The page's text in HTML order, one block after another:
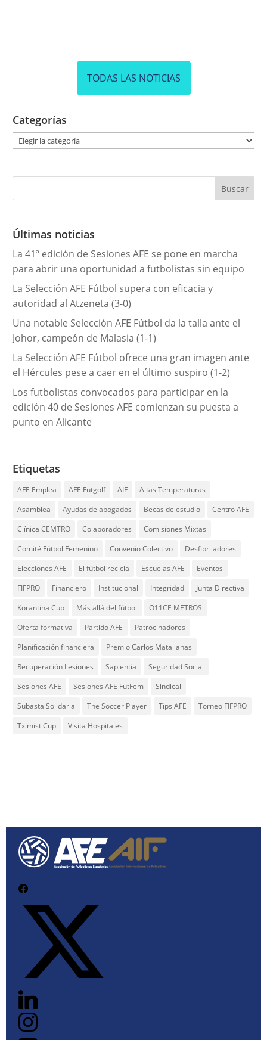
TODAS LAS NOTICIAS
Categorías
a
g
r
a
s
Últimas noticias
La 41ª edición de Sesiones AFE se pone en marcha
para abrir una oportunidad a futbolistas sin equipo
La Selección AFE Fútbol supera con eficacia y
autoridad al Atzeneta (3-0)
Una notable Selección AFE Fútbol da la talla ante el
Johor, campeón de Malasia (1-1)
La Selección AFE Fútbol ofrece una gran imagen ante
el Hércules pese a caer en el último suspiro (1-2)
Los futbolistas convocados para participar en la
edición 40 de Sesiones AFE comienzan su puesta a
punto en Alicante
Etiquetas
AFE Emplea AFE Futgolf AIF
Altas Temperaturas
Asamblea
Ayudas de abogados Becas de estudio
Centro AFE
Clínica CEMTRO
Colaboradores
Comisiones Mixtas
Comité Fútbol Femenino
Convenio Colectivo
Desfibriladores
Elecciones AFE
El fútbol recicla Escuelas AFE
Eventos
FIFPRO
Financiero Institucional Integridad
Junta Directiva
Korantina Cup
Más allá del fútbol
O11CE METROS
Oferta formativa
Partido AFE
Patrocinadores
Planificación financiera
Premio Carlos Matallanas
Recuperación Lesiones
Sapientia
Seguridad Social
Sesiones AFE
Sesiones AFE FutFem
Sindical
Subasta Solidaria
The Soccer Player Tips AFE
Torneo FIFPRO
Tximist Cup
Visita Hospitales